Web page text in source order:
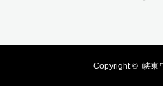
Copyright © 峡東